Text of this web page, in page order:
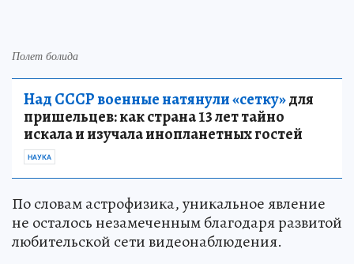
Полет болида
Над СССР военные натянули «сетку»для
пришельцев: как страна 13 лет тайно
искала и изучала инопланетных гостей
НАУКА
По словам астрофизика, уникальное явление
не осталось незамеченным благодаря развитой
любительской сети видеонаблюдения.